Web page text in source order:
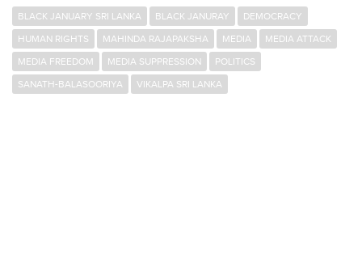
BLACK JANUARY SRI LANKA BLACK JANURAY
DEMOCRACY
HUMAN RIGHTS
MAHINDA RAJAPAKSHA MEDIA
MEDIA ATTACK
MEDIA FREEDOM
MEDIA SUPPRESSION
POLITICS
SANATH-BALASOORIYA
VIKALPA SRI LANKA